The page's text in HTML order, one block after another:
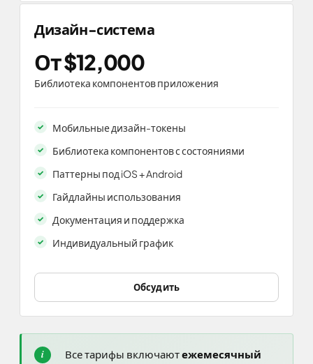
Дизайн-система
От $12,000
Библиотека компонентов приложения
Мобильные дизайн-токены
Библиотека компонентов с состояниями
Паттерны под iOS + Android
Гайдлайны использования
Документация и поддержка
Индивидуальный график
Обсудить
Все тарифы включаютежемесячный